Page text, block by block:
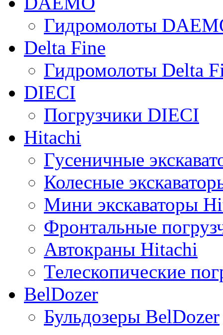
Гидромолоты
Delta Fine
Гидромолоты Delta
DIECI
Погрузчики DIECI
Hitachi
Гусеничные
Колесные
Мини экскаваторы
Фронтальные
Автокраны Hitachi
Телескопические
BelDozer
Бульдозеры BelDozer